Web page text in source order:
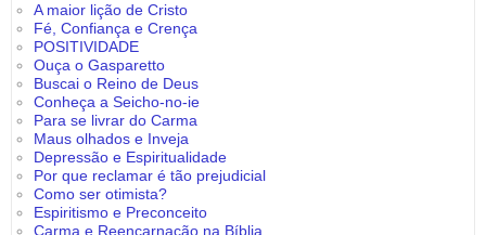
A maior lição de Cristo
Fé, Confiança e Crença
POSITIVIDADE
Ouça o Gasparetto
Buscai o Reino de Deus
Conheça a Seicho-no-ie
Para se livrar do Carma
Maus olhados e Inveja
Depressão e Espiritualidade
Por que reclamar é tão prejudicial
Como ser otimista?
Espiritismo e Preconceito
Carma e Reencarnação na Bíblia